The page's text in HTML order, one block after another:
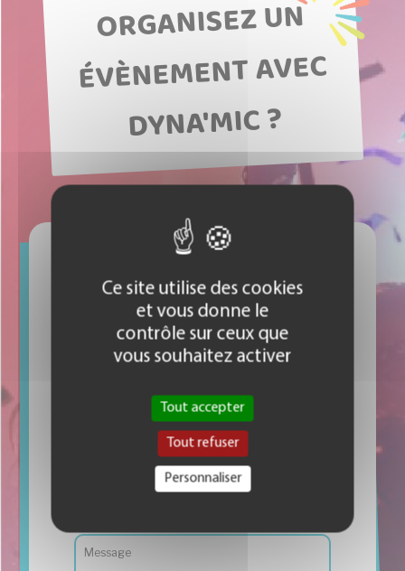
NOUS CONTACTER
!
ORGANISEZ UN
ÉVÈNEMENT AVEC
DYNA'MIC ?
Ce site utilise des cookies
et vous donne le
contrôle sur ceux que
vous souhaitez activer
Tout accepter
Tout refuser
Personnaliser